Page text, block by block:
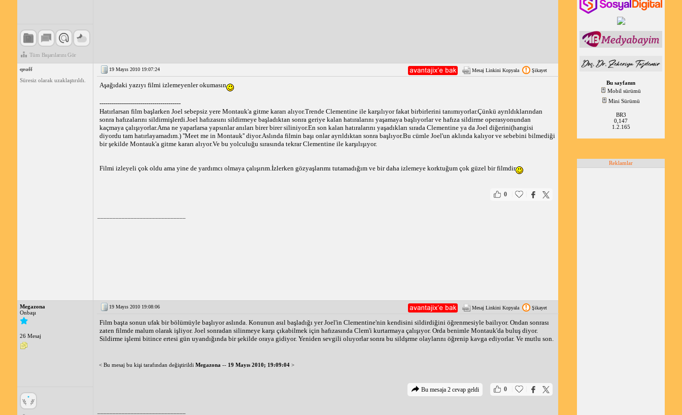
Tüm Başarılarını Gör
qraff
Süresiz olarak uzaklaştırıldı.
19 Mayıs 2010 19:07:24 Mesaj Linkini Kopyala Şikayet
Aşağıdaki yazıyı filmi izlemeyenler okumasın
----------------------------------------
Hatırlarsan film başlarken Joel sebepsiz yere Montauk'a gitme kararı alıyor.Trende Clementine ile karşılıyor fakat birbirlerini tanımıyorlar.Çünkü ayrıldıklarından
sonra hafızalarını sildirmişlerdi.Joel hafızasını sildirmeye başladıktan sonra geriye kalan hatıralarını yaşamaya başlıyorlar ve hafıza sildirme operasyonundan
kaçmaya çalışıyorlar.Ama ne yaparlarsa yapsınlar anıları birer birer siliniyor.En son kalan hatıralarını yaşadıkları sırada Clementine ya da Joel diğerini(hangisi
diyordu tam hatırlayamadım.) ''Meet me in Montauk'' diyor.Aslında filmin başı onlar ayrıldıktan sonra başlıyor.Bu cümle Joel'un aklında kalıyor ve sebebini bilmediği
bir şekilde Montauk'a gitme kararı alıyor.Ve bu yolculuğu sırasında tekrar Clementine ile karşılışıyor.
Filmi izleyeli çok oldu ama yine de yardımcı olmaya çalışırım.İzlerken gözyaşlarımı tutamadığım ve bir daha izlemeye korktuğum çok güzel bir filmdir
0
Megazona
Onbaşı
26 Mesaj
19 Mayıs 2010 19:08:06 Mesaj Linkini Kopyala Şikayet
Film başta sonun ufak bir bölümüyle başlıyor aslında. Konunun asıl başladığı yer Joel'in Clementine'nin kendisini sildirdiğini öğrenmesiyle bailıyor. Ondan sonrası
zaten filmde malum olarak işliyor. Joel sonradan silinmeye karşı çıkabilmek için hafızasında Clem'i kurtarmaya çalışıyor. Orda benimle Montauk'da buluş diyor.
Sildirme işlemi bitince ertesi gün uyandığında bir şekilde oraya gidiyor. Yeniden sevgili oluyorlar sonra bu sildşrme olaylarını öğrenip kavga ediyorlar. Ve mutlu son.
< Bu mesaj bu kişi tarafından değiştirildi Megazona -- 19 Mayıs 2010; 19:09:04 >
0
Bu mesaja 2 cevap geldi
Bu sayfanın
Mobil sürümü
Mini Sürümü
BR3
0,147
1.2.165
Reklamlar